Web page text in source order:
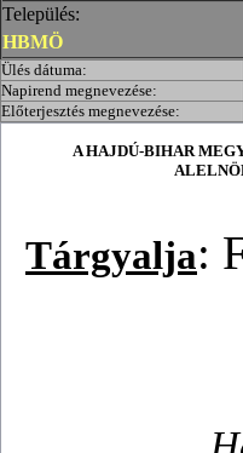
Település:
HBMÖ
Ülés dátuma:
Napirend megnevezése:
Előterjesztés megnevezése: